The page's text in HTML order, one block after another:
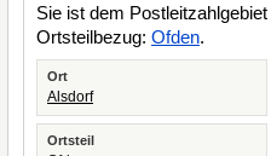
Sie ist dem Postleitzahlgebiet
Ortsteilbezug: Ofden.
Ort
Alsdorf
Ortsteil